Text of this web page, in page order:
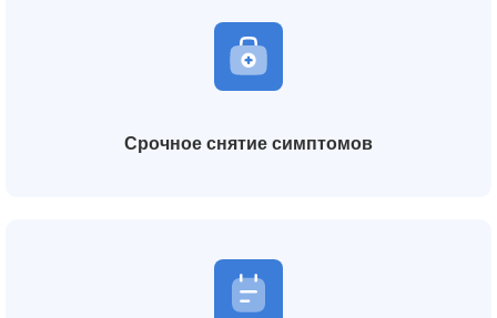
Срочное снятие симптомов